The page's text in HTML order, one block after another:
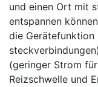
und einen Ort ‍mit
entspannen
die Gerätefunktion
(geringer Strom
‍Reizschwelle und